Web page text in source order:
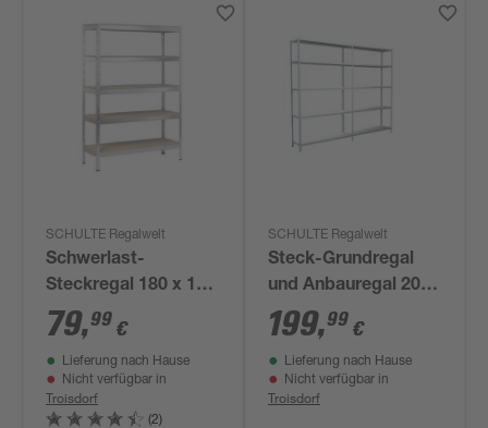
SCHULTE Regalwelt
Schwerlast-
Steckregal 180 x 130
x 45 cm, 5 Böden,
verzinkt, Tragkraft
750 kg
79,99 €
Lieferung nach Hause
Nicht verfügbar in
Troisdorf
(2)
SCHULTE Regalwelt
Steck-Grundregal
und Anbauregal 200
x 240 x 35 cm, 10
Böden, weiß,
Tragkraft 425 kg
199,99 €
Lieferung nach Hause
Nicht verfügbar in
Troisdorf